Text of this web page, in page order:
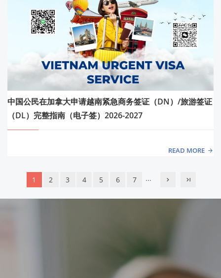
中国公民在加拿大申请越南紧急商务签证（DN）/旅游签证
（DL）完整指南（电子签）2026-2027
READ MORE
1 2 3 4 5 6 7 ...